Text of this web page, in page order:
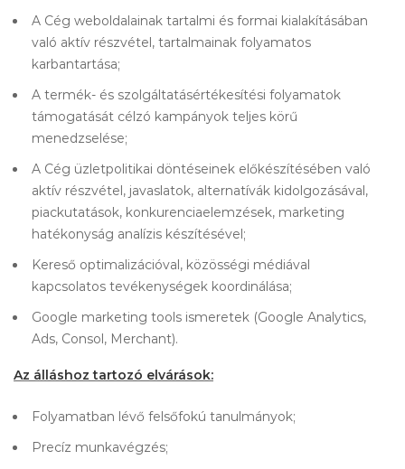
A Cég weboldalainak tartalmi és formai kialakításában
való aktív részvétel, tartalmainak folyamatos
karbantartása;
A termék- és szolgáltatásértékesítési folyamatok
támogatását célzó kampányok teljes körű
menedzselése;
A Cég üzletpolitikai döntéseinek előkészítésében való
aktív részvétel, javaslatok, alternatívák kidolgozásával,
piackutatások, konkurenciaelemzések, marketing
hatékonyság analízis készítésével;
Kereső optimalizációval, közösségi médiával
kapcsolatos tevékenységek koordinálása;
Google marketing tools ismeretek (Google Analytics,
Ads, Consol, Merchant).
Az álláshoz tartozó elvárások:
Folyamatban lévő felsőfokú tanulmányok;
Precíz munkavégzés;